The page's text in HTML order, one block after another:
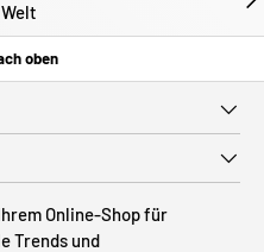
oben
Online-Shop für
Trends und